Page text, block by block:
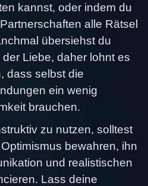
kannst, oder indem du
alle Rätsel
übersiehst du
Liebe, daher lohnt es
dass selbst die
ein wenig
brauchen.
zu nutzen, solltest
bewahren, ihn
und realistischen
Lass deine